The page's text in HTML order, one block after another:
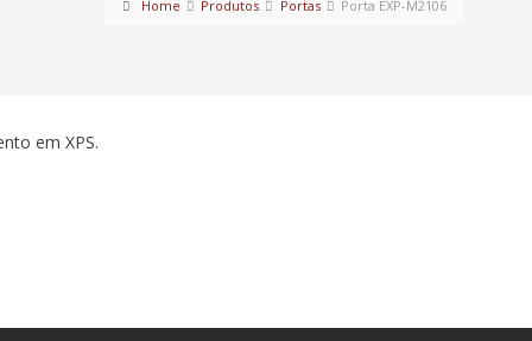
Home Produtos Portas Porta EXP-M2106
em XPS.